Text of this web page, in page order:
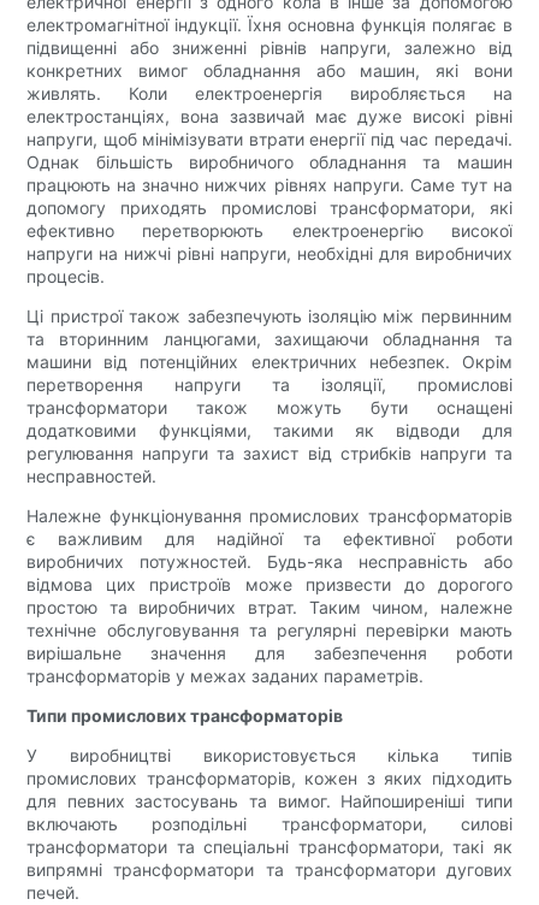
електромагнітної індукції. Їхня основна функція полягає в
підвищенні або зниженні рівнів напруги, залежно від
конкретних вимог обладнання або машин, які вони
живлять. Коли електроенергія виробляється на
електростанціях, вона зазвичай має дуже високі рівні
напруги, щоб мінімізувати втрати енергії під час передачі.
Однак більшість виробничого обладнання та машин
працюють на значно нижчих рівнях напруги. Саме тут на
допомогу приходять промислові трансформатори, які
ефективно перетворюють електроенергію високої
напруги на нижчі рівні напруги, необхідні для виробничих
процесів.
Ці пристрої також забезпечують ізоляцію між первинним
та вторинним ланцюгами, захищаючи обладнання та
машини від потенційних електричних небезпек. Окрім
перетворення напруги та ізоляції, промислові
трансформатори також можуть бути оснащені
додатковими функціями, такими як відводи для
регулювання напруги та захист від стрибків напруги та
несправностей.
Належне функціонування промислових трансформаторів
є важливим для надійної та ефективної роботи
виробничих потужностей. Будь-яка несправність або
відмова цих пристроїв може призвести до дорогого
простою та виробничих втрат. Таким чином, належне
технічне обслуговування та регулярні перевірки мають
вирішальне значення для забезпечення роботи
трансформаторів у межах заданих параметрів.
Типи промислових трансформаторів
У виробництві використовується кілька типів
промислових трансформаторів, кожен з яких підходить
для певних застосувань та вимог. Найпоширеніші типи
включають розподільні трансформатори, силові
трансформатори та спеціальні трансформатори, такі як
випрямні трансформатори та трансформатори дугових
печей.